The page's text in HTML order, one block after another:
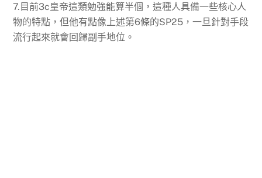
7.目前3c皇帝這類勉強能算半個，這種人具備一些核心人
物的特點，但他有點像上述第6條的SP25，一旦針對手段
流行起來就會回歸副手地位。